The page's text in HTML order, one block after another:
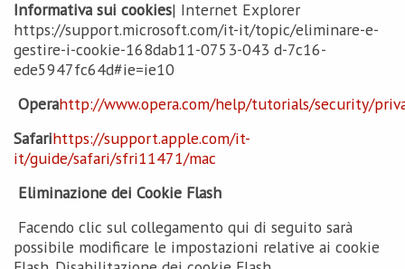
Informativa sui cookies| Internet Explorer
https://support.microsoft.com/it-it/topic/eliminare-e-
gestire-i-cookie-168dab11-0753-043 d-7c16-
ede5947fc64d#ie=ie10
Operahttp://www.opera.com/help/tutorials/security/
Safarihttps://support.apple.com/it-
it/guide/safari/sfri11471/mac
Eliminazione dei Cookie Flash
Facendo clic sul collegamento qui di seguito sarà
possibile modificare le impostazioni relative ai cookie